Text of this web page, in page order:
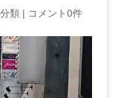
類| コメント0件